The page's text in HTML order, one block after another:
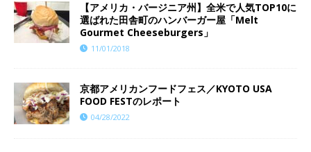
【アメリカ・バージニア州】全米で人気TOP10に
選ばれた田舎町のハンバーガー屋「Melt
Gourmet Cheeseburgers」
11/01/2018
京都アメリカンフードフェス／KYOTO USA
FOOD FESTのレポート
04/28/2022